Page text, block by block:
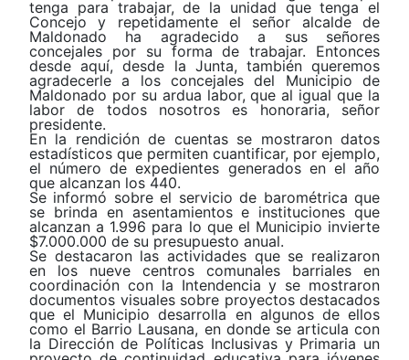
tenga para trabajar, de la unidad que tenga el
Concejo y repetidamente el señor alcalde de
Maldonado ha agradecido a sus señores
concejales por su forma de trabajar. Entonces
desde aquí, desde la Junta, también queremos
agradecerle a los concejales del Municipio de
Maldonado por su ardua labor, que al igual que la
labor de todos nosotros es honoraria, señor
presidente.
En la rendición de cuentas se mostraron datos
estadísticos que permiten cuantificar, por ejemplo,
el número de expedientes generados en el año
que alcanzan los 440.
Se informó sobre el servicio de barométrica que
se brinda en asentamientos e instituciones que
alcanzan a 1.996 para lo que el Municipio invierte
$7.000.000 de su presupuesto anual.
Se destacaron las actividades que se realizaron
en los nueve centros comunales barriales en
coordinación con la Intendencia y se mostraron
documentos visuales sobre proyectos destacados
que el Municipio desarrolla en algunos de ellos
como el Barrio Lausana, en donde se articula con
la Dirección de Políticas Inclusivas y Primaria un